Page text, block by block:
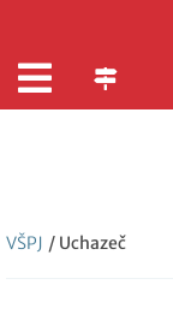
VŠPJ / Uchazeč